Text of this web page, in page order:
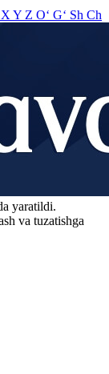
X Y Z O‘ G‘ Sh Ch
yaratildi.
va tuzatishga